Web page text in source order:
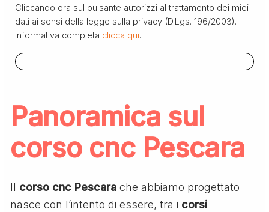
Cliccando ora sul pulsante autorizzi al trattamento dei miei
dati ai sensi della legge sulla privacy (D.Lgs. 196/2003).
Informativa completa clicca qui.
Panoramica sul
corso cnc Pescara
Il corso cnc Pescara che abbiamo progettato
nasce con l’intento di essere, tra i corsi